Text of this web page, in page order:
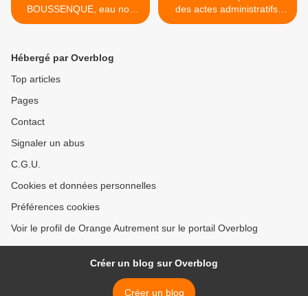
BOUSSENQUE, eau non
potable?
des actes administratifs!
Election en ligne de mire? >
Hébergé par Overblog
Top articles
Pages
Contact
Signaler un abus
C.G.U.
Cookies et données personnelles
Préférences cookies
Voir le profil de Orange Autrement sur le portail Overblog
Créer un blog sur Overblog
Créer un blog